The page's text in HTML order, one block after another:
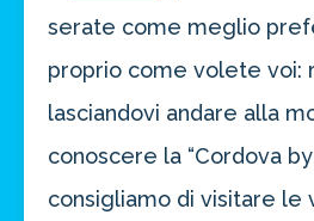
serate come meglio
proprio come volete voi:
lasciandovi andare alla
conoscere la “Cordova by
consigliamo di visitare le